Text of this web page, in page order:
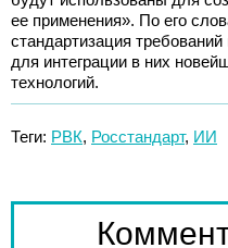
ее применения». По его
стандартизация
для интеграции в них
технологий.
Теги: РВК, Росстандарт, ИИ